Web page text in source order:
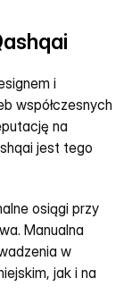
i
współczesnych
na
jest tego
osiągi przy
Manualna
w
jak i na